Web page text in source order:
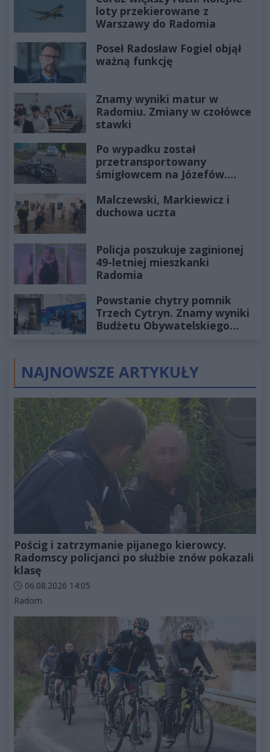
loty przekierowane z
Warszawy do Radomia
Poseł Radosław Fogiel objął
ważną funkcję
Znamy wyniki matur w
Radomiu. Zmiany w czołówce
stawki
Po wypadku został
przetransportowany
śmigłowcem na Józefów.
Malczewski, Markiewicz i
duchowa uczta
Policja poszukuje zaginionej
49-letniej mieszkanki
Radomia
Powstanie chytry pomnik
Trzech Cytryn. Znamy wyniki
Budżetu Obywatelskiego
NAJNOWSZE ARTYKUŁY
Pościg i zatrzymanie pijanego kierowcy.
Radomscy policjanci po służbie znów pokazali
klasę
Data dodania artykułu:
06.08.2026 14:05
Kategorie artykułu:
Radom